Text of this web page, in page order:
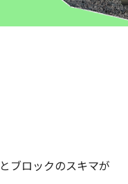
ブロックのスキマが